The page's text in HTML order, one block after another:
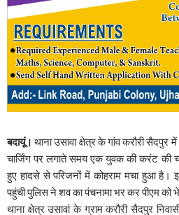
बदायूं। थाना उसावा क्षेत्र के गांव करौरी सैदपुर
चार्जिंग पर लगाते समय एक युवक की करंट
हुए हादसे से परिजनों में कोहराम मचा हुआ है।
पहुंची पुलिस ने शव का पंचनामा भर कर पीएम को
थाना क्षेत्र उसावां के ग्राम करौरी सैदपुर